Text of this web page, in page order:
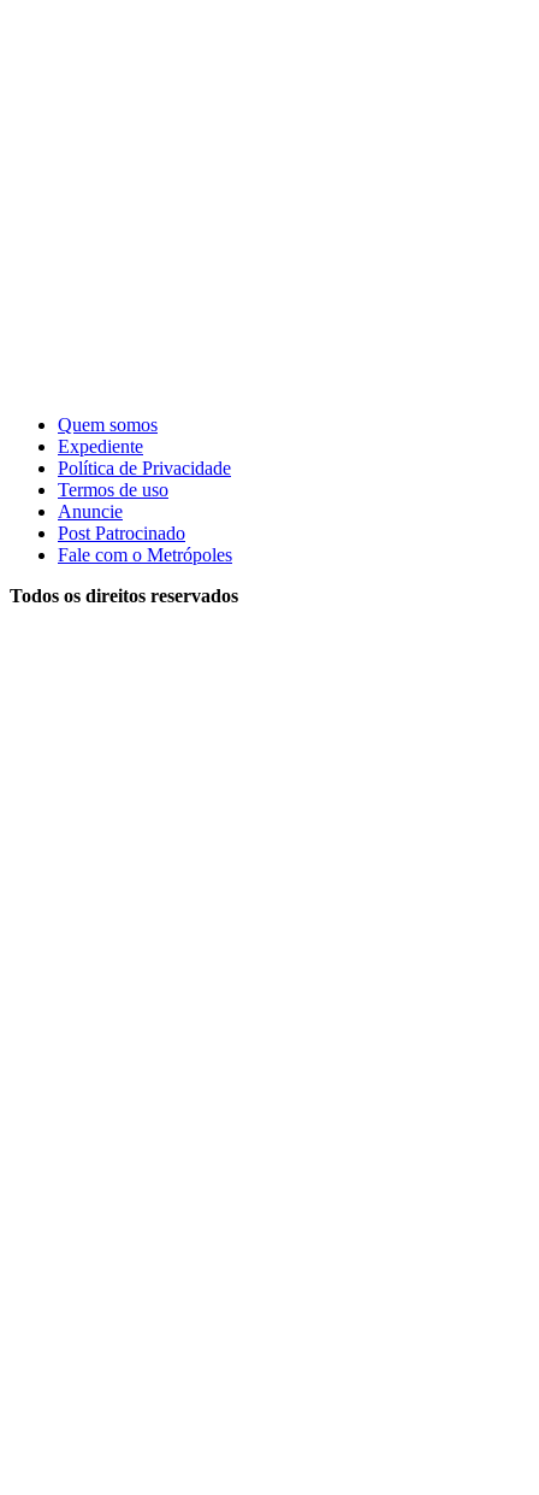
Quem somos
Expediente
Política de Privacidade
Termos de uso
Anuncie
Post Patrocinado
Fale com o Metrópoles
Todos os direitos reservados